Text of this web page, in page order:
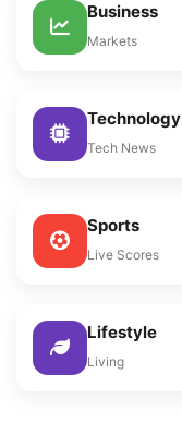
Business
Markets
Technology
Tech News
Sports
Live Scores
Lifestyle
Living